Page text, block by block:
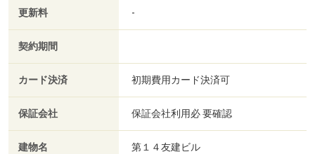
更新料 -
契約期間
カード決済 初期費用カード決済可
保証会社 保証会社利用必 要確認
建物名 第１４友建ビル